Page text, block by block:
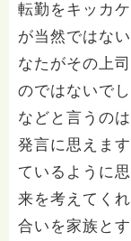
転勤をキッカ
が当然ではな
なたがその上
のではないで
などと言うの
発言に思えま
ているように
来を考えてく
合いを家族と